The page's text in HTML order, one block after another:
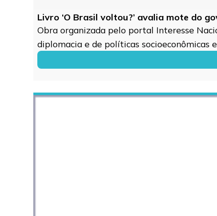
Livro ‘O Brasil voltou?’ avalia mote do
Obra organizada pelo portal Interesse
diplomacia e de políticas socioeconômicas